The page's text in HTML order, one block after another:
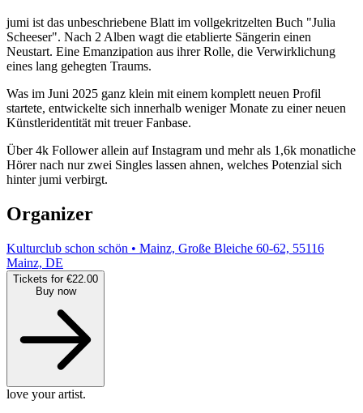
jumi ist das unbeschriebene Blatt im vollgekritzelten Buch "Julia
Scheeser". Nach 2 Alben wagt die etablierte Sängerin einen
Neustart. Eine Emanzipation aus ihrer Rolle, die Verwirklichung
eines lang gehegten Traums.
Was im Juni 2025 ganz klein mit einem komplett neuen Profil
startete, entwickelte sich innerhalb weniger Monate zu einer neuen
Künstleridentität mit treuer Fanbase.
Über 4k Follower allein auf Instagram und mehr als 1,6k monatliche
Hörer nach nur zwei Singles lassen ahnen, welches Potenzial sich
hinter jumi verbirgt.
Organizer
Kulturclub schon schön • Mainz, Große Bleiche 60-62, 55116
Mainz, DE
Tickets for €22.00
Buy now
love your artist.